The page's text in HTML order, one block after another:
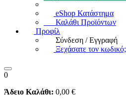
eShop Κατάστημα
Καλάθι Προϊόντων
Προφίλ
Σύνδεση / Εγγραφή
Ξεχάσατε τον κωδικό;
0
Άδειο Καλάθι: 0,00 €